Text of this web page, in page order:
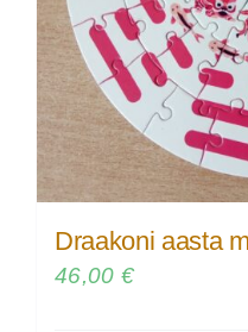
Draakoni aasta
46,00 €